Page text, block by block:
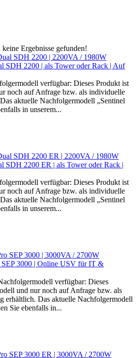
Ergebnisse gefunden!
SDH 2200 | als Tower oder Rack | Auf
verfügbar: Dieses Produkt ist
noch auf Anfrage bzw. als individuelle
aktuelle Nachfolgermodell „Sentinel
in unserem...
SDH 2200 ER | als Tower oder Rack |
verfügbar: Dieses Produkt ist
noch auf Anfrage bzw. als individuelle
aktuelle Nachfolgermodell „Sentinel
in unserem...
3000 | Online USV für IT &
verfügbar: Dieses
und nur noch auf Anfrage bzw. als
erhältlich. Das aktuelle Nachfolgermodell
Sie ebenfalls in...